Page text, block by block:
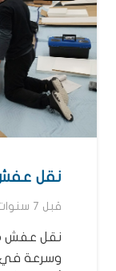
نقل عفش
قبل 7 سنوات
نقل عفش
وسرعة في